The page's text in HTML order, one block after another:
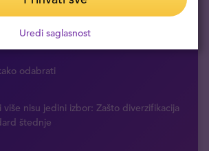
definicija i ključni pojmovi
odabrati
više nisu jedini izbor: Zašto diverzifikacija
štednje
Uredi saglasnost